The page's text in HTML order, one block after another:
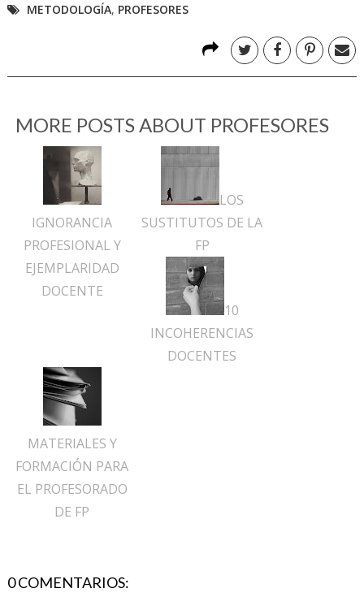
METODOLOGÍA, PROFESORES
MORE POSTS ABOUT PROFESORES
IGNORANCIA
PROFESIONAL Y
EJEMPLARIDAD
DOCENTE
LOS
SUSTITUTOS DE LA
FP
10
INCOHERENCIAS
DOCENTES
MATERIALES Y
FORMACIÓN PARA
EL PROFESORADO
DE FP
0 COMENTARIOS: